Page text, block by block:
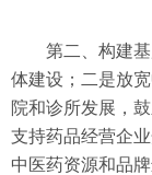
第二、构建
体建设；二是放
院和诊所发展，
支持药品经营企
中医药资源和品